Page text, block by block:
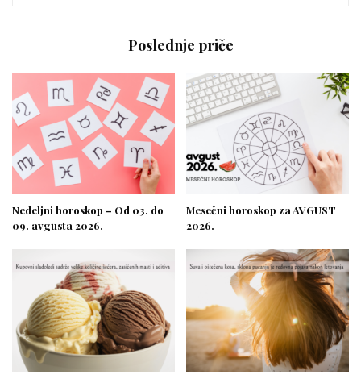
Poslednje priče
Nedeljni horoskop – Od 03. do
09. avgusta 2026.
Mesečni horoskop za AVGUST
2026.